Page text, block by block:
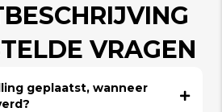
VRAGEN
geplaatst, wanneer